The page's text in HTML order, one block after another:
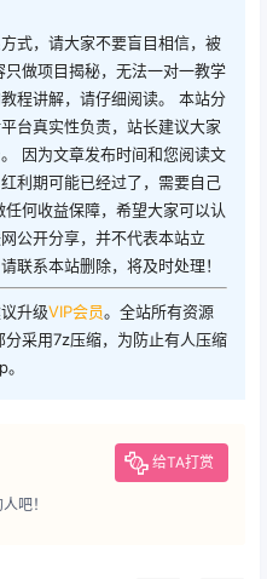
式，请大家不要盲目相信，被
做项目揭秘，无法一对一教学
程讲解，请仔细阅读。 本站分
台真实性负责，站长建议大家
因为文章发布时间和您阅读文
利期可能已经过了，需要自己
何收益保障，希望大家可以认
公开分享，并不代表本站立
联系本站删除，将及时处理！
升级VIP会员。全站所有资源
分采用7z压缩，为防止有人压缩
给TA打赏
吧！